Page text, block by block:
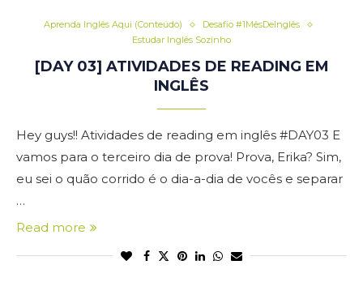
Aprenda Inglês Aqui (Conteúdo)
Desafio #1MêsDeInglês
Estudar Inglês Sozinho
[DAY 03] ATIVIDADES DE READING EM
INGLÊS
Hey guys!! Atividades de reading em inglês #DAY03 E
vamos para o terceiro dia de prova! Prova, Erika? Sim,
eu sei o quão corrido é o dia-a-dia de vocês e separar
…
Read more